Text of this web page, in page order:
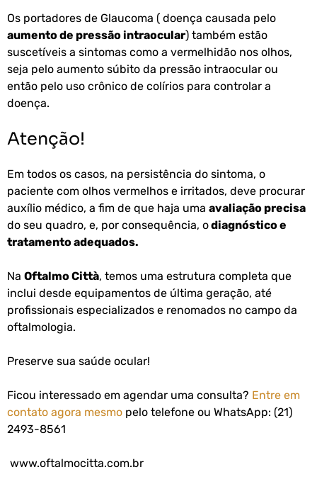
Os portadores de Glaucoma ( doença causada pelo
aumento de pressão intraocular) também estão
suscetíveis a sintomas como a vermelhidão nos olhos,
seja pelo aumento súbito da pressão intraocular ou
então pelo uso crônico de colírios para controlar a
doença.
Atenção!
Em todos os casos, na persistência do sintoma, o
paciente com olhos vermelhos e irritados, deve procurar
auxílio médico, a fim de que haja uma avaliação precisa
do seu quadro, e, por consequência, odiagnóstico e
tratamento adequados.
Na Oftalmo Città, temos uma estrutura completa que
inclui desde equipamentos de última geração, até
profissionais especializados e renomados no campo da
oftalmologia.
Preserve sua saúde ocular!
Ficou interessado em agendar uma consulta? Entre em
contato agora mesmo pelo telefone ou WhatsApp: (21)
2493-8561
www.oftalmocitta.com.br